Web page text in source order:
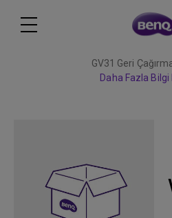
GV31 Geri
Daha Fazla Bilgi